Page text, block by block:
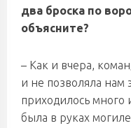
два броска по
объясните?
– Как и вчера,
и не позволяла нам
приходилось много
была в руках